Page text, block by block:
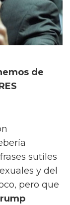
de
sutiles
y del
pero que